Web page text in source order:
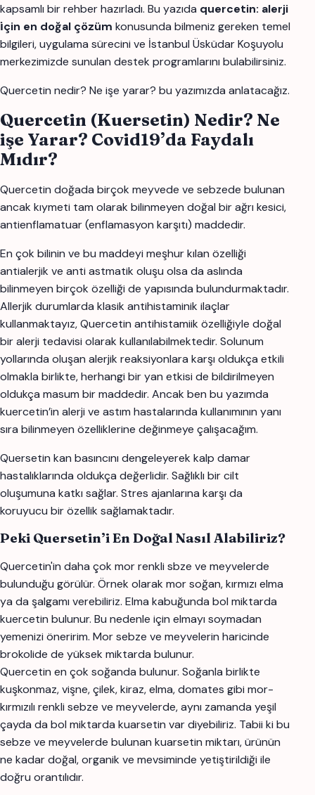
kapsamlı bir rehber hazırladı. Bu yazıda quercetin: alerji
i̇çin en doğal çözüm konusunda bilmeniz gereken temel
bilgileri, uygulama sürecini ve İstanbul Üsküdar Koşuyolu
merkezimizde sunulan destek programlarını bulabilirsiniz.
Quercetin nedir? Ne işe yarar? bu yazımızda anlatacağız.
Quercetin (Kuersetin) Nedir? Ne
işe Yarar? Covid19’da Faydalı
Mıdır?
Quercetin doğada birçok meyvede ve sebzede bulunan
ancak kıymeti tam olarak bilinmeyen doğal bir ağrı kesici,
antienflamatuar (enflamasyon karşıtı) maddedir.
En çok bilinin ve bu maddeyi meşhur kılan özelliği
antialerjik ve anti astmatik oluşu olsa da aslında
bilinmeyen birçok özelliği de yapısında bulundurmaktadır.
Allerjik durumlarda klasik antihistaminik ilaçlar
kullanmaktayız, Quercetin antihistamiik özelliğiyle doğal
bir alerji tedavisi olarak kullanılabilmektedir. Solunum
yollarında oluşan alerjik reaksiyonlara karşı oldukça etkili
olmakla birlikte, herhangi bir yan etkisi de bildirilmeyen
oldukça masum bir maddedir. Ancak ben bu yazımda
kuercetin’in alerji ve astım hastalarında kullanımının yanı
sıra bilinmeyen özelliklerine değinmeye çalışacağım.
Quersetin kan basıncını dengeleyerek kalp damar
hastalıklarında oldukça değerlidir. Sağlıklı bir cilt
oluşumuna katkı sağlar. Stres ajanlarına karşı da
koruyucu bir özellik sağlamaktadır.
Peki Quersetin’i En Doğal Nasıl Alabiliriz?
Quercetin'in daha çok mor renkli sbze ve meyvelerde
bulunduğu görülür. Örnek olarak mor soğan, kırmızı elma
ya da şalgamı verebiliriz. Elma kabuğunda bol miktarda
kuercetin bulunur. Bu nedenle için elmayı soymadan
yemenizi öneririm. Mor sebze ve meyvelerin haricinde
brokolide de yüksek miktarda bulunur.
Quercetin en çok soğanda bulunur. Soğanla birlikte
kuşkonmaz, vişne, çilek, kiraz, elma, domates gibi mor-
kırmızılı renkli sebze ve meyvelerde, aynı zamanda yeşil
çayda da bol miktarda kuarsetin var diyebiliriz. Tabii ki bu
sebze ve meyvelerde bulunan kuarsetin miktarı, ürünün
ne kadar doğal, organik ve mevsiminde yetiştirildiği ile
doğru orantılıdır.